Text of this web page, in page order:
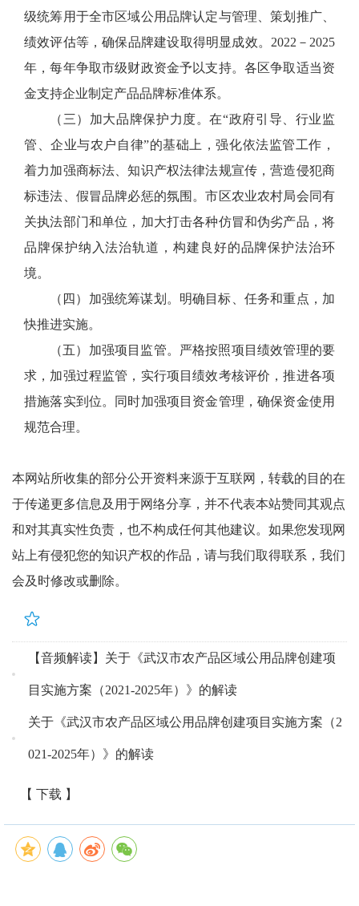
级统筹用于全市区域公用品牌认定与管理、策划推广、
绩效评估等，确保品牌建设取得明显成效。2022－2025
年，每年争取市级财政资金予以支持。各区争取适当资
金支持企业制定产品品牌标准体系。
（三）加大品牌保护力度。在“政府引导、行业监
管、企业与农户自律”的基础上，强化依法监管工作，
着力加强商标法、知识产权法律法规宣传，营造侵犯商
标违法、假冒品牌必惩的氛围。市区农业农村局会同有
关执法部门和单位，加大打击各种仿冒和伪劣产品，将
品牌保护纳入法治轨道，构建良好的品牌保护法治环
境。
（四）加强统筹谋划。明确目标、任务和重点，加
快推进实施。
（五）加强项目监管。严格按照项目绩效管理的要
求，加强过程监管，实行项目绩效考核评价，推进各项
措施落实到位。同时加强项目资金管理，确保资金使用
规范合理。
本网站所收集的部分公开资料来源于互联网，转载的目的在
于传递更多信息及用于网络分享，并不代表本站赞同其观点
和对其真实性负责，也不构成任何其他建议。如果您发现网
站上有侵犯您的知识产权的作品，请与我们取得联系，我们
会及时修改或删除。
【音频解读】关于《武汉市农产品区域公用品牌创建项
目实施方案（2021-2025年）》的解读
关于《武汉市农产品区域公用品牌创建项目实施方案（2
021-2025年）》的解读
【 下载 】